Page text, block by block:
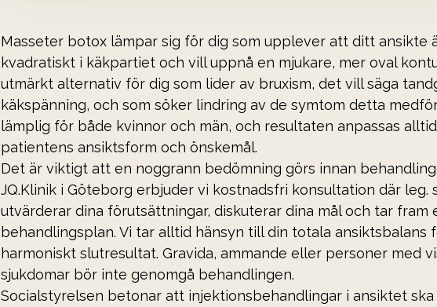
Masseter botox lämpar sig för dig som upplever att ditt ansikte
kvadratiskt i käkpartiet och vill uppnå en mjukare, mer oval
utmärkt alternativ för dig som lider av bruxism, det vill säga
käkspänning, och som söker lindring av de symtom detta
lämplig för både kvinnor och män, och resultaten anpassas
patientens ansiktsform och önskemål.
Det är viktigt att en noggrann bedömning görs innan
JQ.Klinik i Göteborg erbjuder vi kostnadsfri konsultation där leg.
utvärderar dina förutsättningar, diskuterar dina mål och tar fram
behandlingsplan. Vi tar alltid hänsyn till din totala ansiktsbalans
harmoniskt slutresultat. Gravida, ammande eller personer med
sjukdomar bör inte genomgå behandlingen.
Socialstyrelsen betonar att injektionsbehandlingar i ansiktet ska